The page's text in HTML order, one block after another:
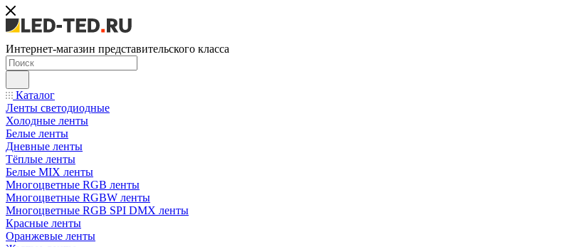
Интернет-магазин представительского класса
Каталог
Ленты светодиодные
Холодные ленты
Белые ленты
Дневные ленты
Тёплые ленты
Белые MIX ленты
Многоцветные RGB ленты
Многоцветные RGBW ленты
Многоцветные RGB SPI DMX ленты
Красные ленты
Оранжевые ленты